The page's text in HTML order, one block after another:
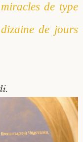
de type
de jours